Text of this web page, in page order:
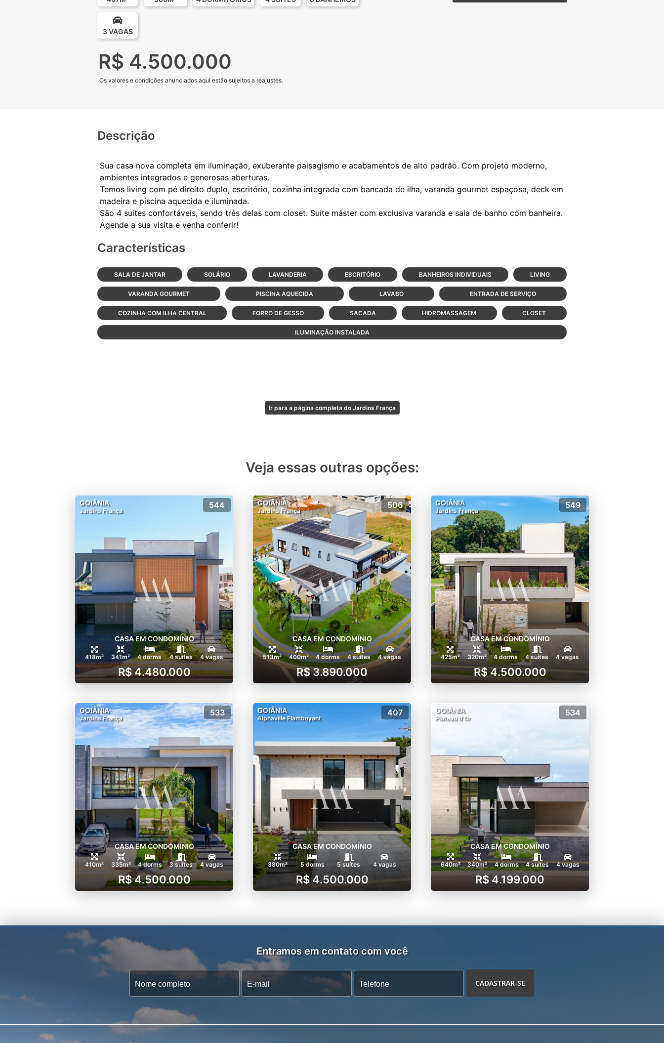
3 VAGAS
R$ 4.500.000
Os valores e condições anunciados aqui estão sujeitos a reajustes.
Descrição
Sua casa nova completa em iluminação, exuberante paisagismo e acabamentos de alto padrão. Com projeto moderno,
ambientes integrados e generosas aberturas.
Temos living com pé direito duplo, escritório, cozinha integrada com bancada de ilha, varanda gourmet espaçosa, deck em
madeira e piscina aquecida e iluminada.
São 4 suítes confortáveis, sendo três delas com closet. Suíte máster com exclusiva varanda e sala de banho com banheira.
Características
SALA DE JANTAR SOLÁRIO LAVANDERIA ESCRITÓRIO BANHEIROS INDIVIDUAIS LIVING
VARANDA GOURMET PISCINA AQUECIDA LAVABO ENTRADA DE SERVIÇO
COZINHA COM ILHA CENTRAL FORRO DE GESSO SACADA HIDROMASSAGEM CLOSET
ILUMINAÇÃO INSTALADA
Ir para a página completa do Jardins França
Veja essas outras opções:
GOIÂNIA
Jardins França
544
CASA EM CONDOMÍNIO
418m² 341m² 4 dorms 4 suítes 4 vagas
R$ 4.480.000
GOIÂNIA
Jardins França
506
CASA EM CONDOMÍNIO
513m² 400m² 4 dorms 4 suítes 4 vagas
R$ 3.890.000
GOIÂNIA
Jardins França
549
CASA EM CONDOMÍNIO
425m² 320m² 4 dorms 4 suítes 4 vagas
R$ 4.500.000
GOIÂNIA
Jardins França
533
CASA EM CONDOMÍNIO
410m² 335m² 4 dorms 3 suítes 4 vagas
R$ 4.500.000
GOIÂNIA
Alphaville Flamboyant
407
CASA EM CONDOMÍNIO
380m² 5 dorms 5 suítes 4 vagas
R$ 4.500.000
GOIÂNIA
Plateau d'Or
534
CASA EM CONDOMÍNIO
640m² 340m² 4 dorms 4 suítes 4 vagas
R$ 4.199.000
Entramos em contato com você
CADASTRAR-SE